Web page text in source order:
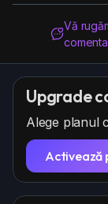
Vă
Upgrade
Alege planul
Activează